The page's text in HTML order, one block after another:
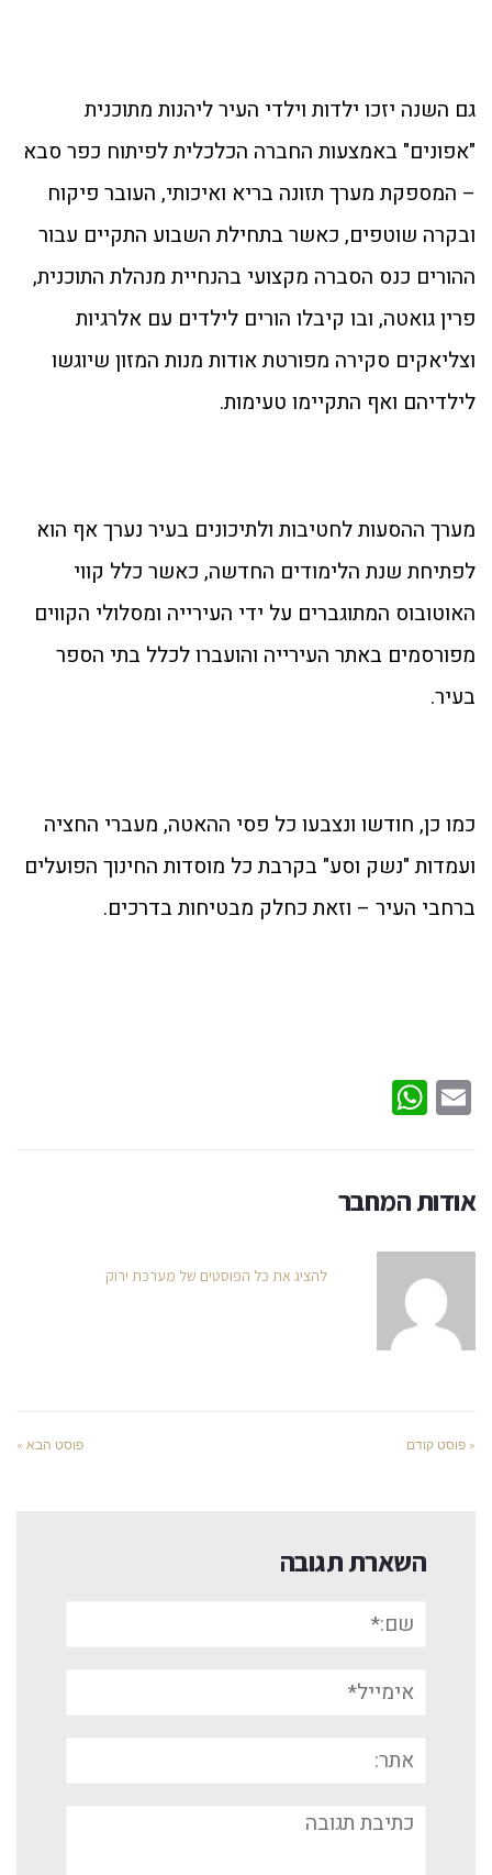
גם השנה יזכו ילדות וילדי העיר ליהנות מתוכנית
"אפונים" באמצעות החברה הכלכלית לפיתוח כפר סבא
– המספקת מערך תזונה בריא ואיכותי, העובר פיקוח
ובקרה שוטפים, כאשר בתחילת השבוע התקיים עבור
ההורים כנס הסברה מקצועי בהנחיית מנהלת התוכנית,
פרין גואטה, ובו קיבלו הורים לילדים עם אלרגיות
וצליאקים סקירה מפורטת אודות מנות המזון שיוגשו
לילדיהם ואף התקיימו טעימות.
מערך ההסעות לחטיבות ולתיכונים בעיר נערך אף הוא
לפתיחת שנת הלימודים החדשה, כאשר כלל קווי
האוטובוס המתוגברים על ידי העירייה ומסלולי הקווים
מפורסמים באתר העירייה והועברו לכלל בתי הספר
בעיר.
כמו כן, חודשו ונצבעו כל פסי ההאטה, מעברי החציה
ועמדות "נשק וסע" בקרבת כל מוסדות החינוך הפועלים
ברחבי העיר – וזאת כחלק מבטיחות בדרכים.
Email
אודות המחבר
להציג את כל הפוסטים של מערכת ירוק
« פוסט קודם פוסט הבא »
השארת תגובה
אימייל*
תגובה